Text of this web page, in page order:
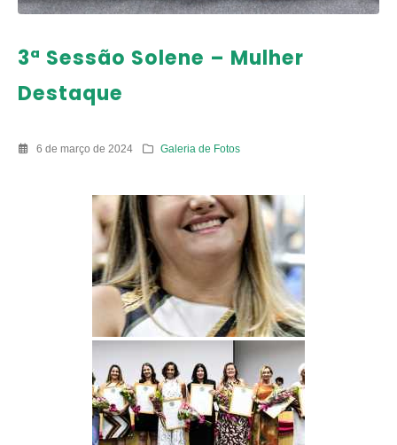
3ª Sessão Solene – Mulher
Destaque
6 de março de 2024 Galeria de Fotos